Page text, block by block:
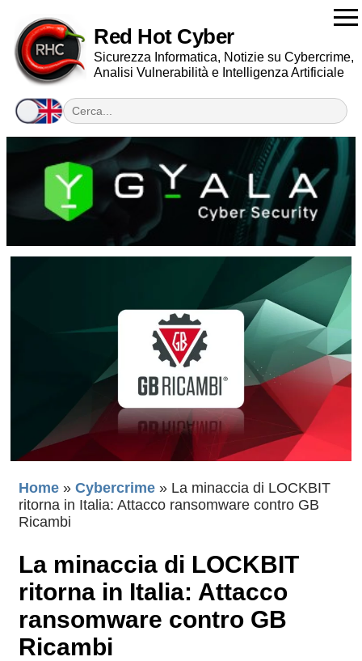
Red Hot Cyber
Sicurezza Informatica, Notizie su Cybercrime,
Analisi Vulnerabilità e Intelligenza Artificiale
Home » Cybercrime » La minaccia di LOCKBIT
ritorna in Italia: Attacco ransomware contro GB
Ricambi
La minaccia di LOCKBIT
ritorna in Italia: Attacco
ransomware contro GB
Ricambi